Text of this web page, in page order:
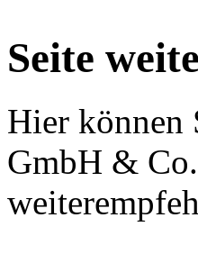
Seite
Hier können
GmbH &